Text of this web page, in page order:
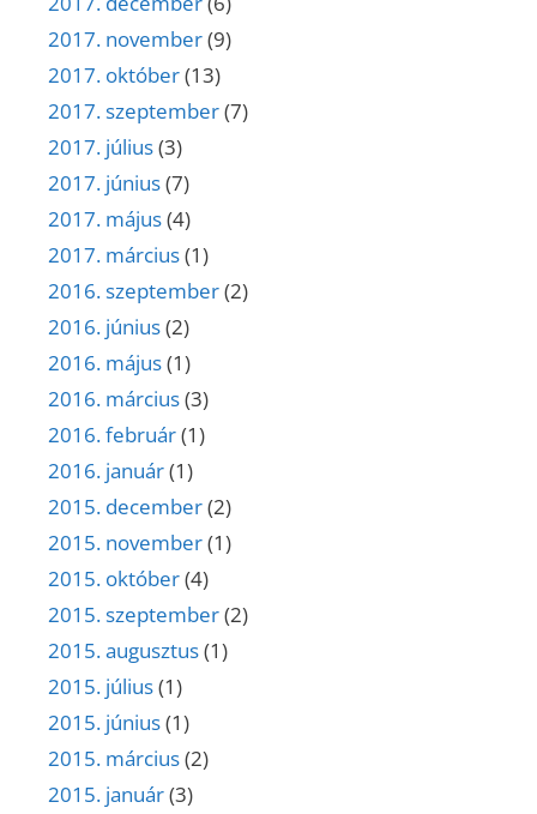
2017. november(9)
2017. október(13)
2017. szeptember(7)
2017. július(3)
2017. június(7)
2017. május(4)
2017. március(1)
2016. szeptember(2)
2016. június(2)
2016. május(1)
2016. március(3)
2016. február(1)
2016. január(1)
2015. december(2)
2015. november(1)
2015. október(4)
2015. szeptember(2)
2015. augusztus(1)
2015. július(1)
2015. június(1)
2015. március(2)
2015. január(3)